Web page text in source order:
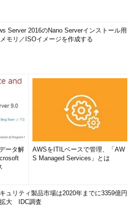
Server 2016のNano Serverインストール用
モリ／ISOイメージを作成する
ータ解
AWSをITILベースで管理、「AW
S Managed Services」とは
ュリティ製品市場は2020年までに3359億円
大 IDC調査